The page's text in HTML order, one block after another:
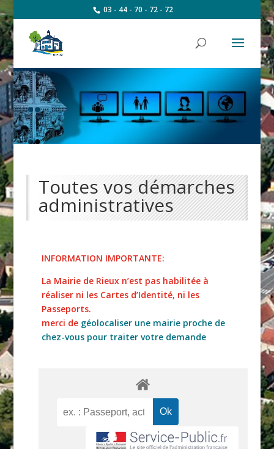
03 - 44 - 70 - 72 - 72
Toutes vos démarches
administratives
INFORMATION IMPORTANTE:
La Mairie de Rieux n’est pas habilitée à
réaliser ni les Cartes d’Identité, ni les
Passeports.
merci de géolocaliser une mairie proche de
chez-vous pour traiter votre demande